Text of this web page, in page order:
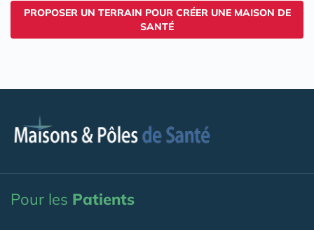
PROPOSER UN TERRAIN POUR CRÉER UNE MAISON DE
SANTÉ
Pour les Patients